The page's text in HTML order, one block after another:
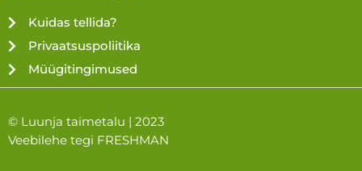
Kuidas tellida?
Privaatsuspoliitika
Müügitingimused
© Luunja taimetalu | 2023
Veebilehe tegi FRESHMAN